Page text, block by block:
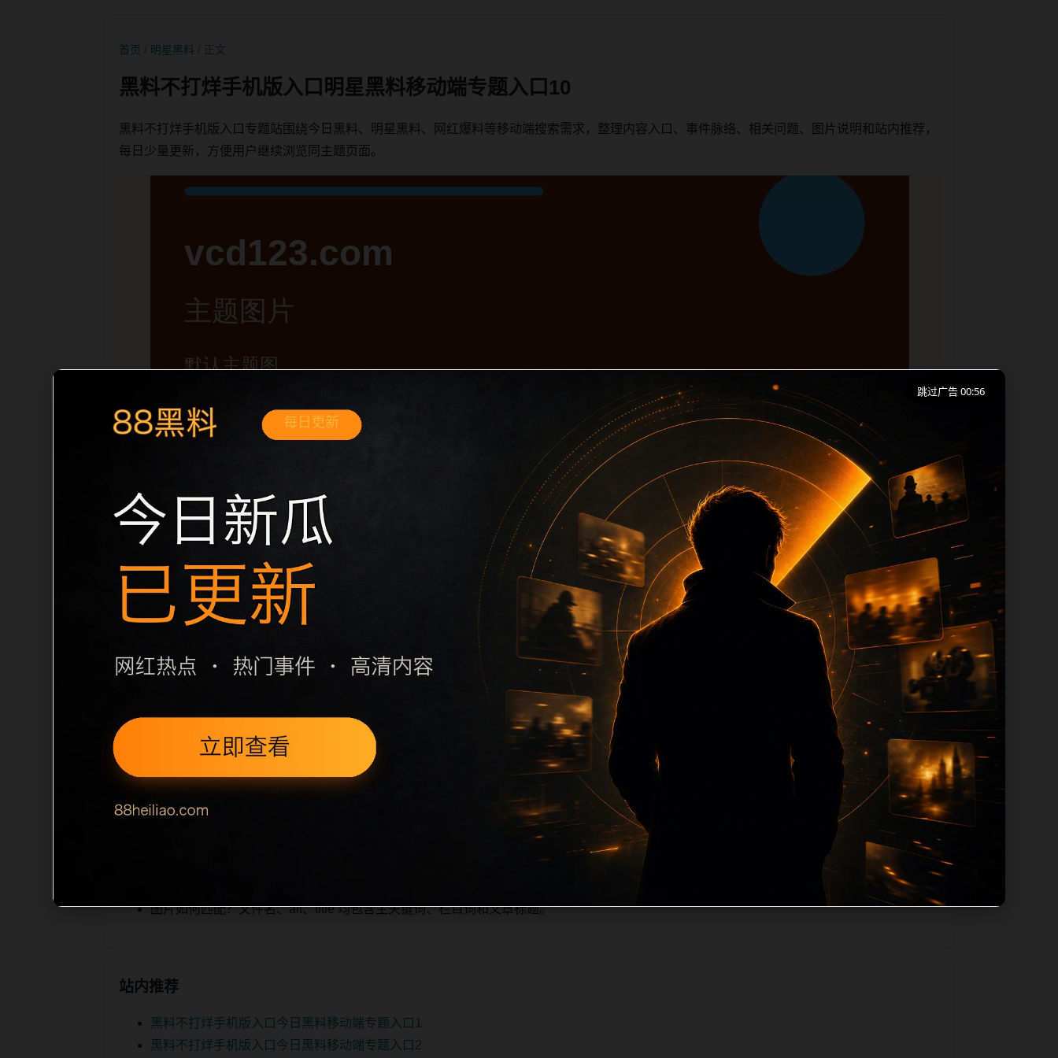
首页 明星黑料
黑料不打烊手机版入口明星黑料移动端专题入口10
黑料不打烊手机版入口专题站围绕今日黑料、明星黑料、网红爆料等移动端搜索需求，整理内容入口、事件脉络、相关问题、图片说明和站内推荐，
每日少量更新，方便用户继续浏览同主题页面。
移动端搜索场景
黑料不打烊手机版入口明星黑料移动端专题入口10围绕黑料不打烊手机版入口与明星黑料展开，页面按照移动端浏览习惯整理标题、描述、图片和站
内推荐。用户进入页面后，可以先通过摘要了解主题，再通过栏目入口查看同类内容，最后通过上一篇、下一篇和热门推荐继续浏览。本页强调内容
归集和主题一致性，避免无关关键词堆砌，也避免多个站点同步发布完全相同的标题。图片说明、文件名、alt 和 title 均围绕主关键词、栏目词和文
章标题生成，便于搜索引擎理解页面主题。后续采集时将继续执行远程图片本地化、坏图默认图兜底、标题重复过滤和 desc
栏目内容归集
ription 长度检查。栏目内容按每日少量新增的方式持续扩展，每篇保留相关问题、站内推荐和清晰的层级路径，减少用户反复返回搜索页。第20篇作
为本栏目的初始建设内容，主要用于补齐栏目深度、稳定内链结构，并为后续专题聚合提供可点击入口。如果后续发现页面缺图、标题过短、描述为
空或正文不足，将进入每日 SEO 检查清单自动修正。
明星黑料后续如何更新？按每日少量、主题相关、图片本地化的方式持续补充。
图片如何匹配？文件名、alt、title 均包含主关键词、栏目词和文章标题。
站内推荐
黑料不打烊手机版入口今日黑料移动端专题入口1
黑料不打烊手机版入口今日黑料移动端专题入口2
跳过广告 00:56